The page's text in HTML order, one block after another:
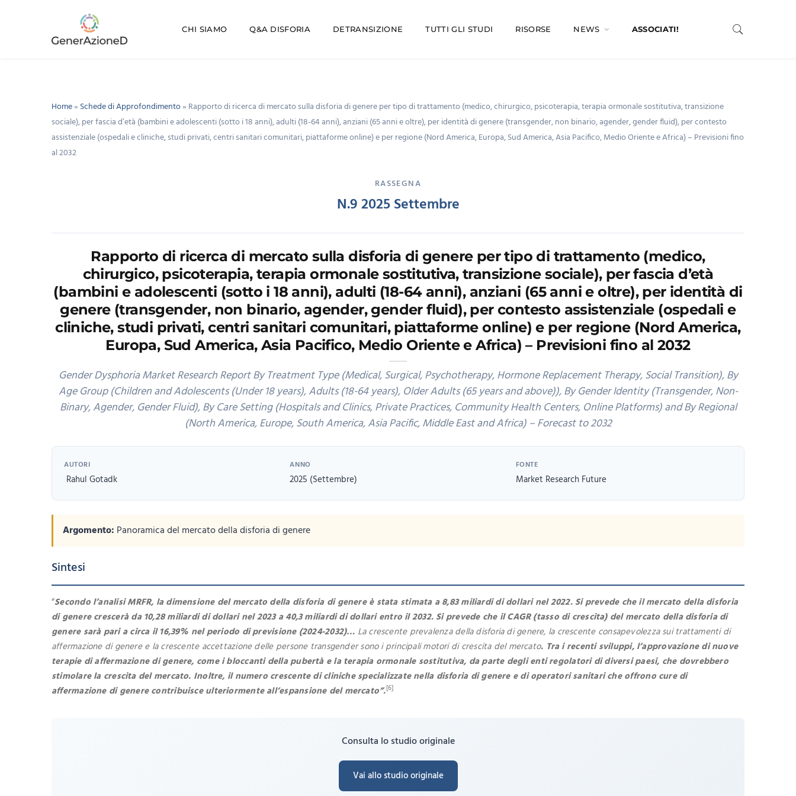
CHI SIAMO Q&A DISFORIA DETRANSIZIONE TUTTI GLI STUDI RISORSE NEWS ASSOCIATI!
Home» Schede di Approfondimento» Rapporto di ricerca di mercato sulla disforia di genere per tipo di trattamento (medico, chirurgico, psicoterapia, terapia ormonale sostitutiva, transizione
sociale), per fascia d’età (bambini e adolescenti (sotto i 18 anni), adulti (18-64 anni), anziani (65 anni e oltre), per identità di genere (transgender, non binario, agender, gender fluid), per contesto
assistenziale (ospedali e cliniche, studi privati, centri sanitari comunitari, piattaforme online) e per regione (Nord America, Europa, Sud America, Asia Pacifico, Medio Oriente e Africa) – Previsioni fino
al 2032
RASSEGNA
N.9 2025 Settembre
Rapporto di ricerca di mercato sulla disforia di genere per tipo di trattamento (medico,
chirurgico, psicoterapia, terapia ormonale sostitutiva, transizione sociale), per fascia d’età
(bambini e adolescenti (sotto i 18 anni), adulti (18-64 anni), anziani (65 anni e oltre), per identità di
genere (transgender, non binario, agender, gender fluid), per contesto assistenziale (ospedali e
cliniche, studi privati, centri sanitari comunitari, piattaforme online) e per regione (Nord America,
Europa, Sud America, Asia Pacifico, Medio Oriente e Africa) – Previsioni fino al 2032
Gender Dysphoria Market Research Report By Treatment Type (Medical, Surgical, Psychotherapy, Hormone Replacement Therapy, Social Transition), By
Age Group (Children and Adolescents (Under 18 years), Adults (18-64 years), Older Adults (65 years and above)), By Gender Identity (Transgender, Non-
Binary, Agender, Gender Fluid), By Care Setting (Hospitals and Clinics, Private Practices, Community Health Centers, Online Platforms) and By Regional
(North America, Europe, South America, Asia Pacific, Middle East and Africa) – Forecast to 2032
AUTORI
Rahul Gotadk
ANNO
2025 (Settembre)
FONTE
Market Research Future
Argomento: Panoramica del mercato della disforia di genere
Sintesi
“Secondo l’analisi MRFR, la dimensione del mercato della disforia di genere è stata stimata a 8,83 miliardi di dollari nel 2022. Si prevede che il mercato della disforia
di genere crescerà da 10,28 miliardi di dollari nel 2023 a 40,3 miliardi di dollari entro il 2032. Si prevede che il CAGR (tasso di crescita) del mercato della disforia di
genere sarà pari a circa il 16,39% nel periodo di previsione (2024-2032)… La crescente prevalenza della disforia di genere, la crescente consapevolezza sui trattamenti di
affermazione di genere e la crescente accettazione delle persone transgender sono i principali motori di crescita del mercato. Tra i recenti sviluppi, l’approvazione di nuove
terapie di affermazione di genere, come i bloccanti della pubertà e la terapia ormonale sostitutiva, da parte degli enti regolatori di diversi paesi, che dovrebbero
stimolare la crescita del mercato. Inoltre, il numero crescente di cliniche specializzate nella disforia di genere e di operatori sanitari che offrono cure di
affermazione di genere contribuisce ulteriormente all’espansione del mercato”.[6]
Consulta lo studio originale
Vai allo studio originale